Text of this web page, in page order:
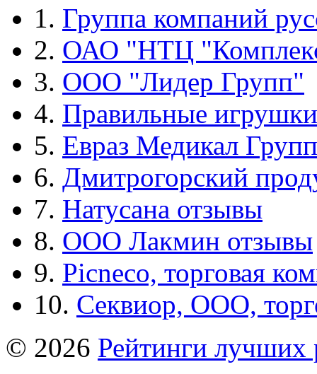
1. Группа компаний
2. ОАО "НТЦ
3. ООО "Лидер Групп"
4. Правильные игрушки
5. Евраз Медикал Групп
6. Дмитрогорский
7. Натусана отзывы
8. ООО Лакмин отзывы
9. Picneco, торговая
10. Секвиор, ООО,
© 2026 Рейтинги лучших